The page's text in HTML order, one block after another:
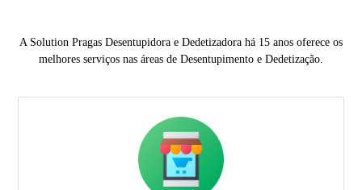
A Solution Pragas Desentupidora e Dedetizadora há 15 anos oferece os
melhores serviços nas áreas de Desentupimento e Dedetização.